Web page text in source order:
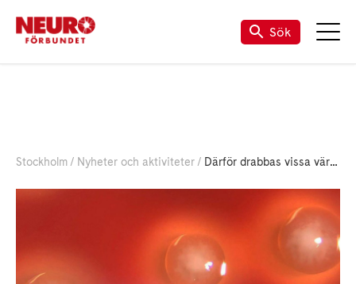
Sök
Stockholm Nyheter och aktiviteter Därför drabbas vissa värre av mördarbakterier